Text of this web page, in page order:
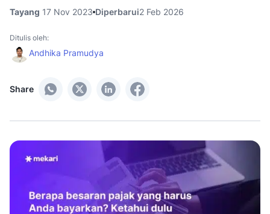
Tayang 17 Nov 2023 Diperbarui2 Feb 2026
Share
Ditulis oleh:
Andhika Pramudya